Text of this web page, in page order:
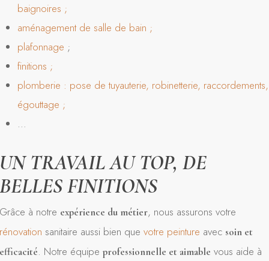
baignoires ;
aménagement de salle de bain ;
plafonnage ;
finitions ;
plomberie : pose de tuyauterie, robinetterie, raccordements,
égouttage ;
…
TRAVAIL AU TOP, DE
FINITIONS
à notre expérience du métier, nous assurons votre
sanitaire aussi bien que votre peinture avec soin et
. Notre équipe professionnelle et aimable vous aide à